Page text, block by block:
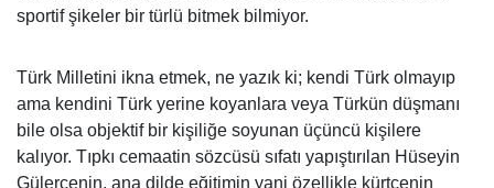
sportif şikeler bir türlü bitmek bilmiyor.
Türk Milletini ikna etmek, ne yazık ki; kendi Türk olmayıp
ama kendini Türk yerine koyanlara veya Türkün düşmanı
bile olsa objektif bir kişiliğe soyunan üçüncü kişilere
kalıyor. Tıpkı cemaatin sözcüsü sıfatı yapıştırılan Hüseyin
Gülercenin, ana dilde eğitimin yani özellikle kürtçenin